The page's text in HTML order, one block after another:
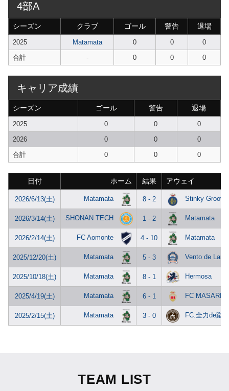
4部A
シーズン クラブ ゴール 警告 退場
2025 Matamata 0 0
0
合計
- 0 0 0
キャリア成績
シーズン ゴール 警告 退場
2025 0 0
0
2026
0 0
0
合計
0 0 0
日付 ホーム 結果 アウェイ
2026/6/13(土) Matamata 8 - 2 Stinky
2026/3/14(土) SHONAN TECH 1 - 2 Matamata
2026/2/14(土) FC Aomonte 4 - 10 Matamata
2025/12/20(土) Matamata 5 - 3 Vento de
2025/10/18(土) Matamata 8 - 1 Hermosa
2025/4/19(土) Matamata 6 - 1 FC
2025/2/15(土) Matamata 3 - 0 FC.全力de蹴球
TEAM LIST